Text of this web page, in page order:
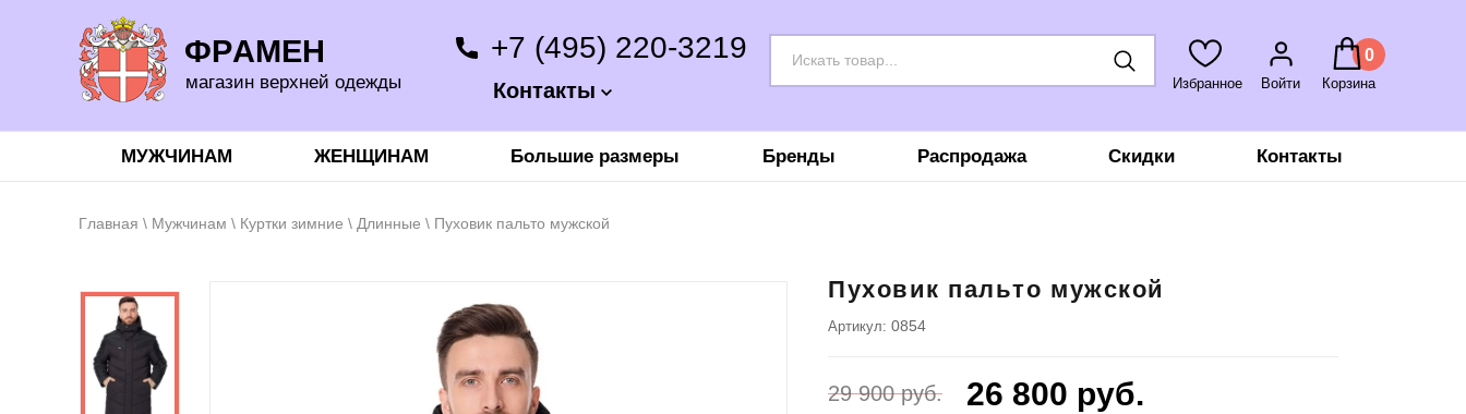
ФРАМЕН
магазин верхней одежды
+7 (495) 220-3219
Контакты Избранное Войти
0
Корзина
МУЖЧИНАМ ЖЕНЩИНАМ Большие размеры Бренды Распродажа Скидки Контакты
Главная \ Мужчинам \ Куртки зимние \ Длинные \ Пуховик пальто мужской
Пуховик пальто мужской
Артикул: 0854
29 900руб. 26 800 руб.